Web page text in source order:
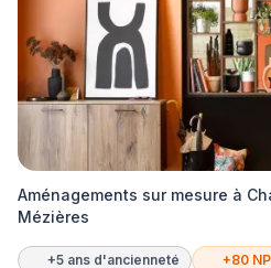
Aménagements sur mesure à
Mézières
+5 ans d'ancienneté +80